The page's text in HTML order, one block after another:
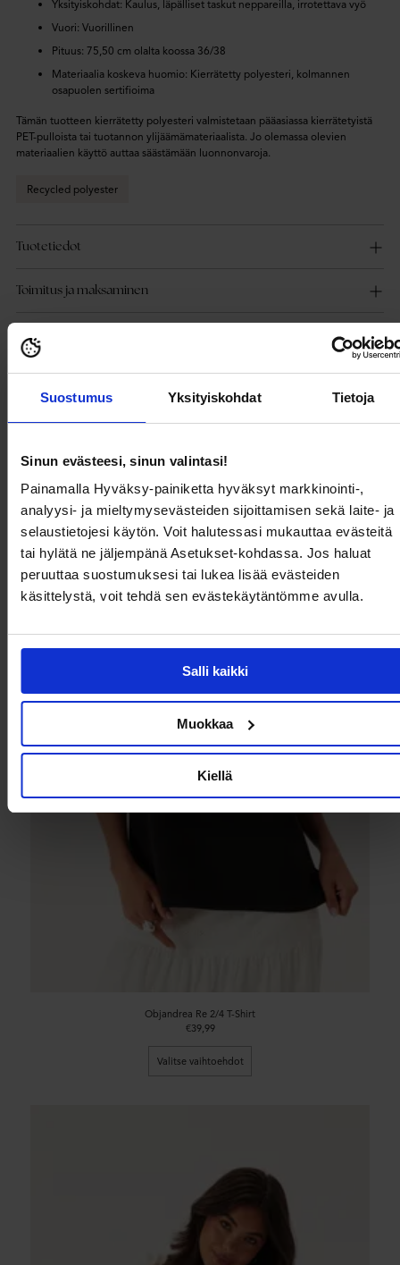
Suostumus Yksityiskohdat Tietoja
Sinun evästeesi, sinun valintasi!
Painamalla Hyväksy-painiketta hyväksyt markkinointi-,
analyysi- ja mieltymysevästeiden sijoittamisen sekä laite- ja
selaustietojesi käytön. Voit halutessasi mukauttaa evästeitä
tai hylätä ne jäljempänä Asetukset-kohdassa. Jos haluat
peruuttaa suostumuksesi tai lukea lisää evästeiden
käsittelystä, voit tehdä sen evästekäytäntömme avulla.
Salli kaikki
Muokkaa
Kiellä
Yksityiskohdat: Kaulus, läpälliset taskut neppareilla, irrotettava vyö
Vuori: Vuorillinen
Pituus: 75,50 cm olalta koossa 36/38
Materiaalia koskeva huomio: Kierrätetty polyesteri, kolmannen
osapuolen sertifioima
Tämän tuotteen kierrätetty polyesteri valmistetaan pääasiassa kierrätetyistä
PET-pulloista tai tuotannon ylijäämämateriaalista. Jo olemassa olevien
materiaalien käyttö auttaa säästämään luonnonvaroja.
Recycled polyester
Tuotetiedot
Toimitus ja maksaminen
Objandrea Re 2/4 T-Shirt
€39,99
Valitse vaihtoehdot